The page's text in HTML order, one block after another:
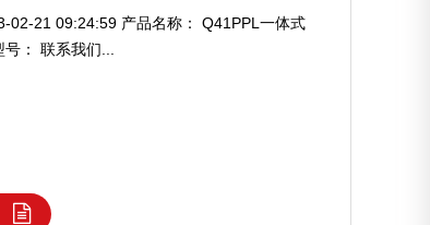
02-21 09:24:59 产品名称： Q41PPL一体式
： 联系我们...